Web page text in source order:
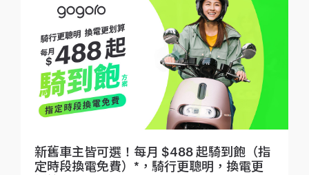
新舊車主皆可選！每月 $488 起騎到飽（指
定時段換電免費）*，騎行更聰明，換電更